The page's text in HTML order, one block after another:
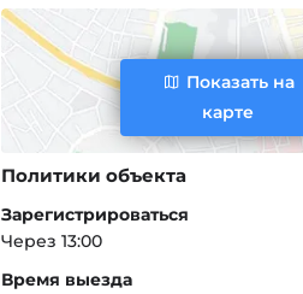
Показать на
карте
Политики объекта
Зарегистрироваться
Через 13:00
Время выезда